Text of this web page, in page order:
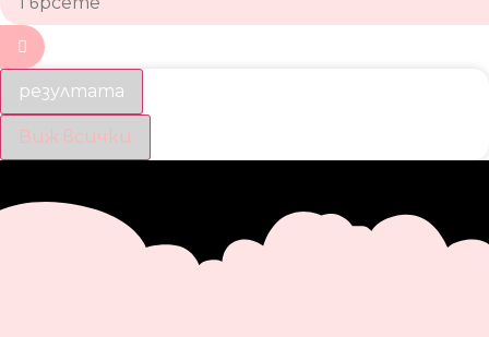
резултата
Виж всички